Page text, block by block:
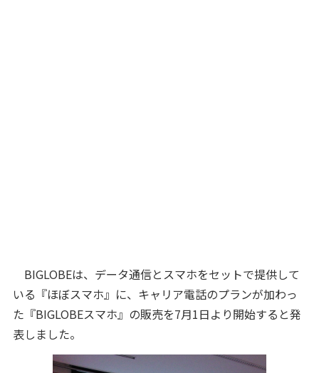
BIGLOBEは、データ通信とスマホをセットで提供して
いる『ほぼスマホ』に、キャリア電話のプランが加わっ
た『BIGLOBEスマホ』の販売を7月1日より開始すると発
表しました。